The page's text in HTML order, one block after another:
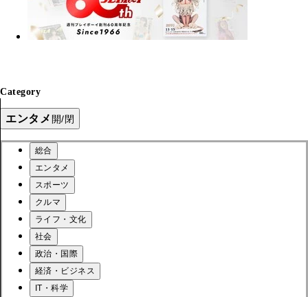
Category
エンタメ 開/閉
総合
エンタメ
スポーツ
クルマ
ライフ・文化
社会
政治・国際
経済・ビジネス
IT・科学